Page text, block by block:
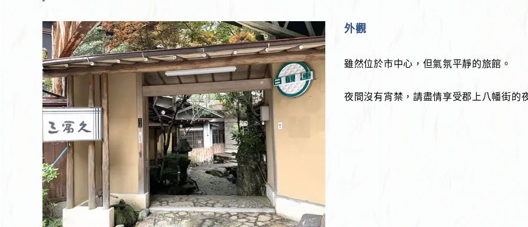
外觀
雖然位於市中心，但氣氛平靜的旅館。
夜間沒有宵禁，請盡情享受郡上八幡街的